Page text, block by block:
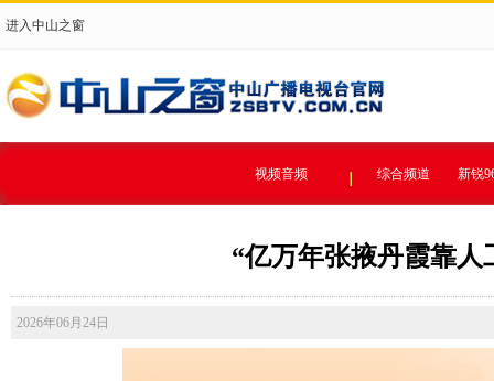
进入中山之窗
视频音频 综合频道 新锐
“亿万年张掖丹霞靠人
2026年06月24日